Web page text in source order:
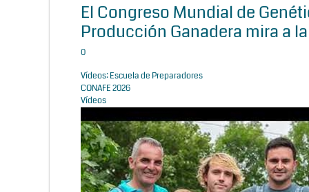
El Congreso Mundial de
Producción Ganadera mira a
0
Vídeos: Escuela de Preparadores
CONAFE 2026
Vídeos